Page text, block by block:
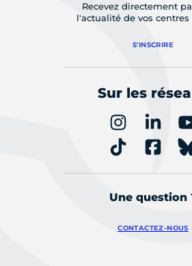
Recevez directement
l'actualité de vos
S'INSCRIRE
Sur les
Une question
CONTACTEZ-NOUS